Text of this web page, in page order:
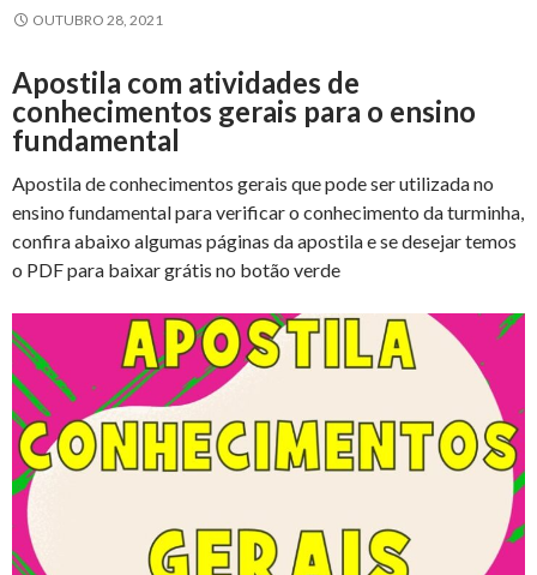
OUTUBRO 28, 2021
Apostila com atividades de
conhecimentos gerais para o ensino
fundamental
Apostila de conhecimentos gerais que pode ser utilizada no
ensino fundamental para verificar o conhecimento da turminha,
confira abaixo algumas páginas da apostila e se desejar temos
o PDF para baixar grátis no botão verde